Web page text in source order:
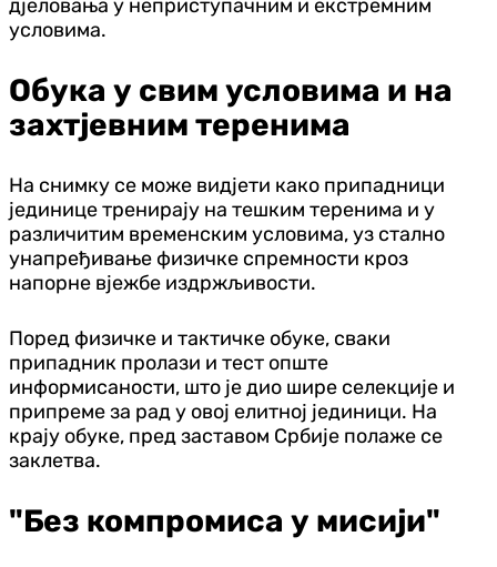
дјеловања у неприступачним и екстремним
условима.
Обука у свим условима и на
захтјевним теренима
На снимку се може видјети како припадници
јединице тренирају на тешким теренима и у
различитим временским условима, уз стално
унапређивање физичке спремности кроз
напорне вјежбе издржљивости.
Поред физичке и тактичке обуке, сваки
припадник пролази и тест опште
информисаности, што је дио шире селекције и
припреме за рад у овој елитној јединици. На
крају обуке, пред заставом Србије полаже се
заклетва.
"Без компромиса у мисији"